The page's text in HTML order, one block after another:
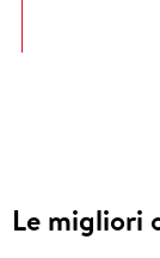
Le migliori